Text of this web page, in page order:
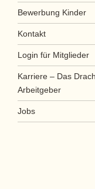
Bewerbung Kinder
Kontakt
Login für Mitglieder
Karriere – Das
Arbeitgeber
Jobs